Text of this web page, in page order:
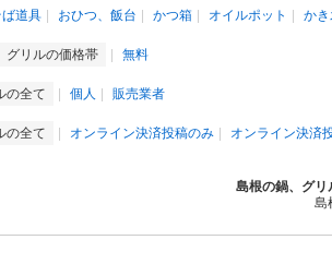
ば道具
おひつ、飯台 かつ箱 オイルポット か
グリルの価格帯 無料
の全て 個人 販売業者
の全て オンライン決済投稿のみ オンライン決済
島根の鍋、グリ
島